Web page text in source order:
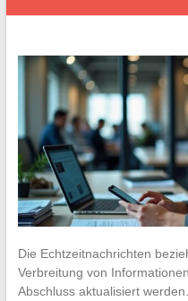
Die Echtzeitnachrichten
Verbreitung von
Abschluss aktualisiert